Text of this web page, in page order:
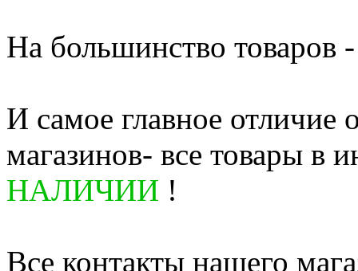
На большинство товаров
И самое главное отличие
магазинов- все товары в
НАЛИЧИИ !
Все контакты нашего